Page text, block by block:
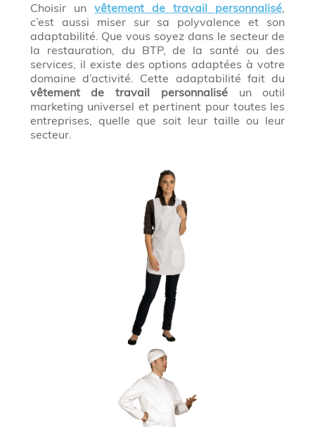
Choisir un vêtement de travail personnalisé,
c’est aussi miser sur sa polyvalence et son
adaptabilité. Que vous soyez dans le secteur de
la restauration, du BTP, de la santé ou des
services, il existe des options adaptées à votre
domaine d’activité. Cette adaptabilité fait du
vêtement de travail personnaliséun outil
marketing universel et pertinent pour toutes les
entreprises, quelle que soit leur taille ou leur
secteur.